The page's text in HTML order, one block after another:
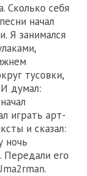
Сколько себя
начал
Я занимался
тусовки,
думал:
играть арт-
и сказал:
ночь
Передали его